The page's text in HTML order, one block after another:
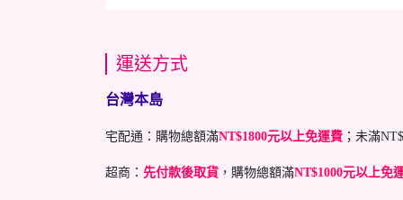
運送方式
台灣本島
宅配通：購物總額滿NT$1800元以上免運費 ；未滿
超商： 先付款後取貨 ，購物總額滿NT$1000元以上免